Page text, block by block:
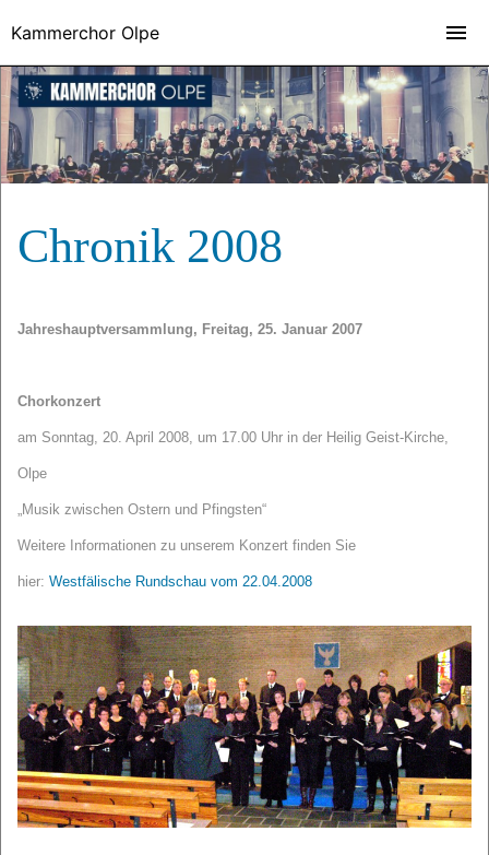
Chronik 2008
Jahreshauptversammlung, Freitag, 25. Januar 2007
Chorkonzert
am Sonntag, 20. April 2008, um 17.00 Uhr in der Heilig Geist-Kirche,
Olpe
„Musik zwischen Ostern und Pfingsten“
Weitere Informationen zu unserem Konzert finden Sie
hier: Westfälische Rundschau vom 22.04.2008
Kammerchor Olpe